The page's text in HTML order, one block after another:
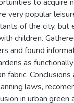
very popular
of the city, but
children.
and found
as
fabric.
laws,
in urban green